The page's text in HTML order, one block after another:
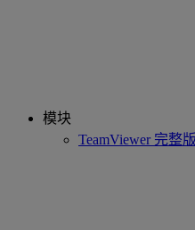
模块
TeamViewer 完整